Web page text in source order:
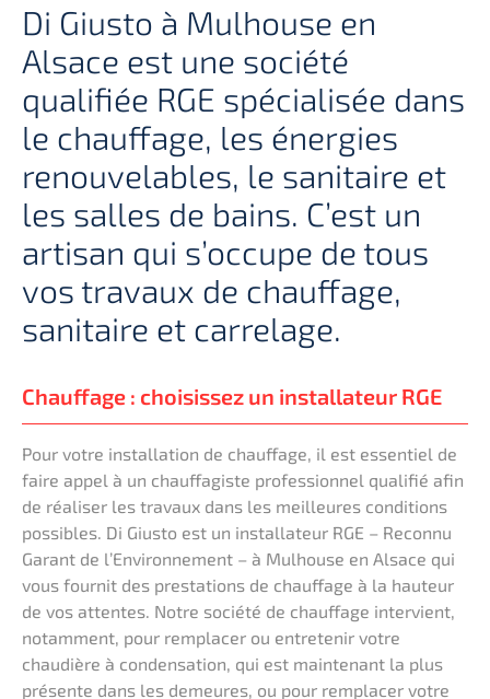
Di Giusto à Mulhouse en
Alsace est une société
qualifiée RGE spécialisée dans
le chauffage, les énergies
renouvelables, le sanitaire et
les salles de bains. C’est un
artisan qui s’occupe de tous
vos travaux de chauffage,
sanitaire et carrelage.
Chauffage : choisissez un installateur RGE
Pour votre installation de chauffage, il est essentiel de
faire appel à un chauffagiste professionnel qualifié afin
de réaliser les travaux dans les meilleures conditions
possibles. Di Giusto est un installateur RGE – Reconnu
Garant de l’Environnement – à Mulhouse en Alsace qui
vous fournit des prestations de chauffage à la hauteur
de vos attentes. Notre société de chauffage intervient,
notamment, pour remplacer ou entretenir votre
chaudière à condensation, qui est maintenant la plus
présente dans les demeures, ou pour remplacer votre